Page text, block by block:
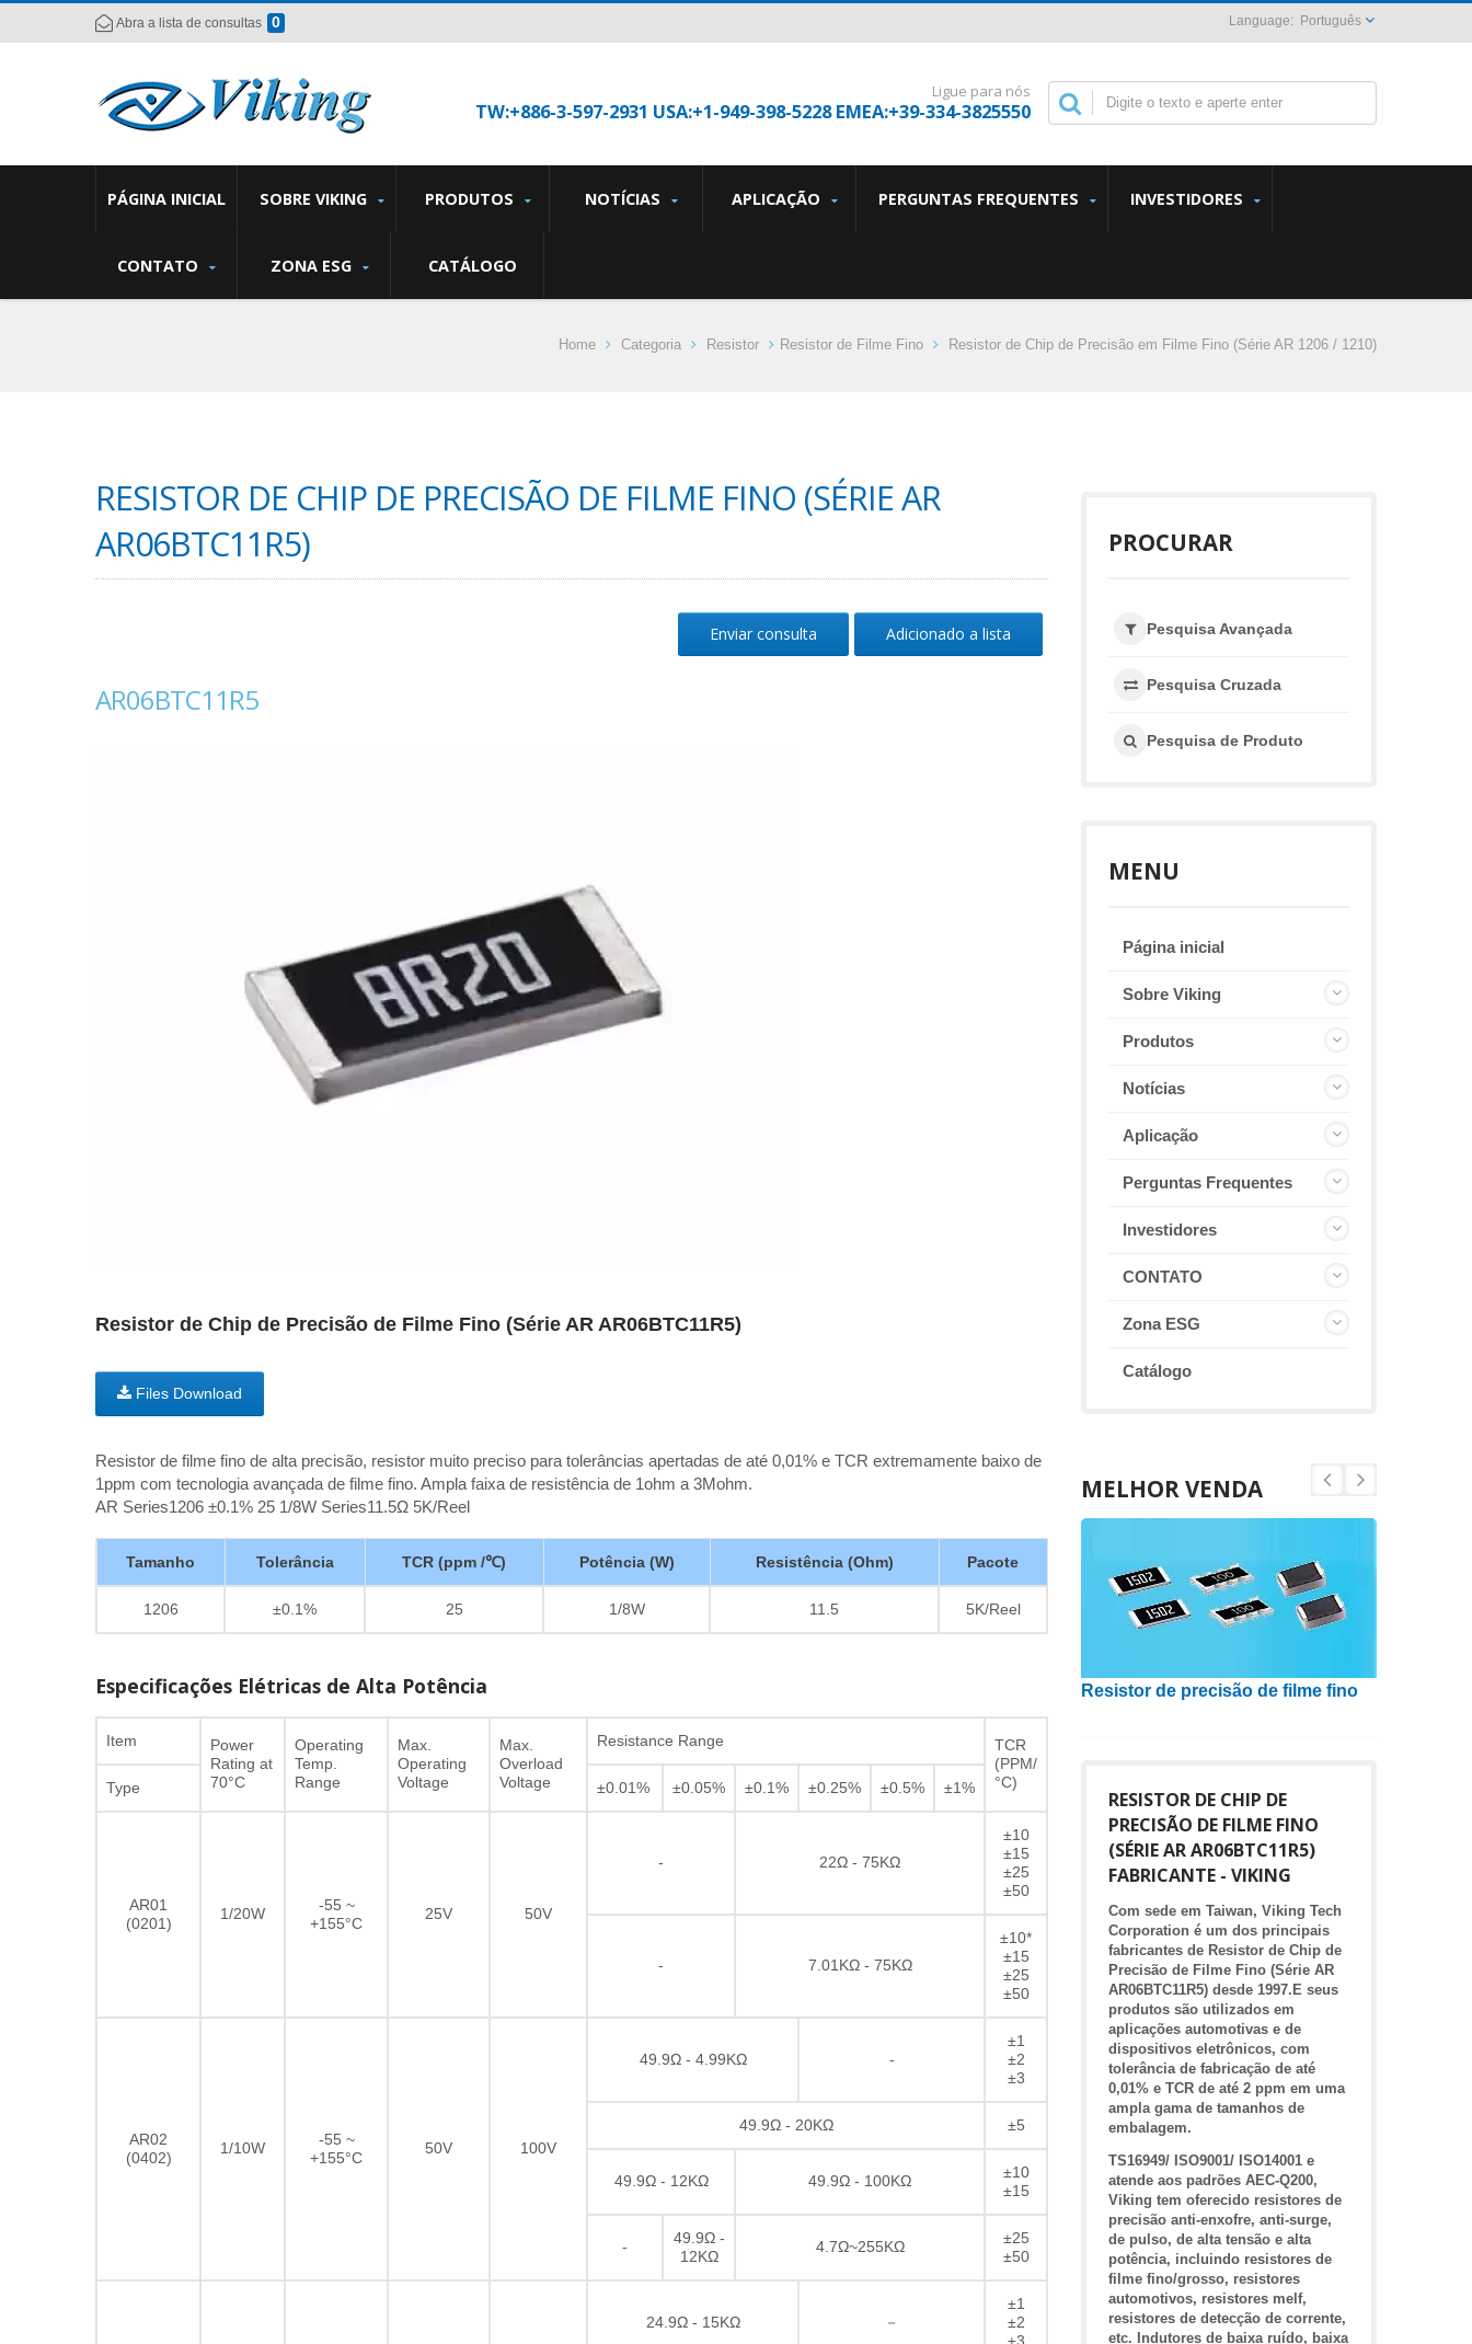
Abra a lista de consultas 0 Português
Ligue para nós
TW:+886-3-597-2931 USA:+1-949-398-5228 EMEA:+39-334-3825550
PÁGINA INICIAL SOBRE VIKING PRODUTOS NOTÍCIAS APLICAÇÃO PERGUNTAS FREQUENTES INVESTIDORES
CONTATO ZONA ESG CATÁLOGO
Home Categoria Resistor Resistor de Filme Fino Resistor de Chip de Precisão em Filme Fino (Série AR 1206 / 1210)
RESISTOR DE CHIP DE PRECISÃO DE FILME FINO (SÉRIE AR
AR06BTC11R5)
Enviar consulta Adicionado a lista
AR06BTC11R5
Resistor de Chip de Precisão de Filme Fino (Série AR AR06BTC11R5)
Files Download
Resistor de filme fino de alta precisão, resistor muito preciso para tolerâncias apertadas de até 0,01% e TCR extremamente baixo de
1ppm com tecnologia avançada de filme fino. Ampla faixa de resistência de 1ohm a 3Mohm.
AR Series1206 ±0.1% 25 1/8W Series11.5Ω 5K/Reel
Tamanho Tolerância TCR (ppm /℃) Potência (W) Resistência (Ohm) Pacote
1206 ±0.1% 25 1/8W 11.5 5K/Reel
Especificações Elétricas de Alta Potência
Item
Power
Rating at
70°C
Operating
Temp.
Range
Max.
Operating
Voltage
Max.
Overload
Voltage
Resistance Range
TCR
(PPM/
°C)
Type ±0.01% ±0.05% ±0.1% ±0.25% ±0.5% ±1%
AR01
(0201)
1/20W
-55 ~
+155°C
25V 50V
- 22Ω - 75KΩ
±10
±15
±25
±50
- 7.01KΩ - 75KΩ
±10*
±15
±25
±50
AR02
(0402)
1/10W
-55 ~
+155°C
50V 100V
49.9Ω - 4.99KΩ -
±1
±2
±3
49.9Ω - 20KΩ ±5
49.9Ω - 12KΩ 49.9Ω - 100KΩ
±10
±15
-
49.9Ω -
12KΩ
4.7Ω~255KΩ
±25
±50
24.9Ω - 15KΩ －
±1
±2
PROCURAR
Pesquisa Avançada
Pesquisa Cruzada
Pesquisa de Produto
MENU
Página inicial
Sobre Viking
Produtos
Notícias
Aplicação
Perguntas Frequentes
Investidores
CONTATO
Zona ESG
Catálogo
MELHOR VENDA
Resistor de precisão de filme fino
RESISTOR DE CHIP DE
PRECISÃO DE FILME FINO
(SÉRIE AR AR06BTC11R5)
FABRICANTE - VIKING
Com sede em Taiwan, Viking Tech
Corporation é um dos principais
fabricantes de Resistor de Chip de
Precisão de Filme Fino (Série AR
AR06BTC11R5) desde 1997.E seus
produtos são utilizados em
aplicações automotivas e de
dispositivos eletrônicos, com
tolerância de fabricação de até
0,01% e TCR de até 2 ppm em uma
ampla gama de tamanhos de
embalagem.
TS16949/ ISO9001/ ISO14001 e
atende aos padrões AEC-Q200,
Viking tem oferecido resistores de
precisão anti-enxofre, anti-surge,
de pulso, de alta tensão e alta
potência, incluindo resistores de
filme fino/grosso, resistores
automotivos, resistores melf,
resistores de detecção de corrente,
etc. Indutores de baixa ruído, baixa